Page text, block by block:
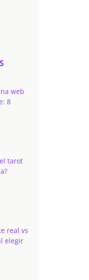
web
8
tarot
real vs
elegir